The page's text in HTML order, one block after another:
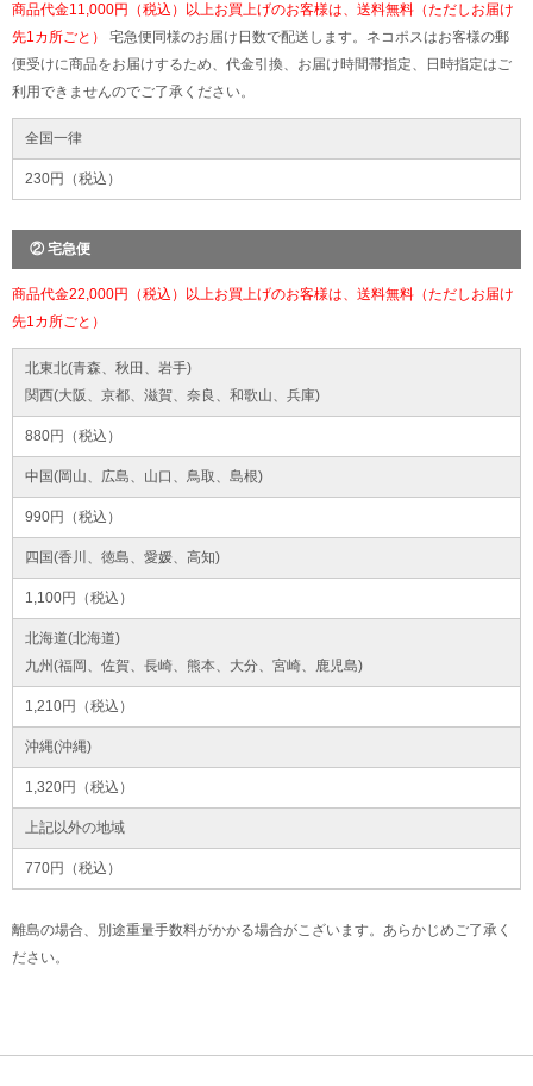
商品代金11,000円（税込）以上お買上げのお客様は、送料無料（ただしお届け
先1カ所ごと） 宅急便同様のお届け日数で配送します。ネコポスはお客様の郵
便受けに商品をお届けするため、代金引換、お届け時間帯指定、日時指定はご
利用できませんのでご了承ください。
全国一律
230円（税込）
② 宅急便
商品代金22,000円（税込）以上お買上げのお客様は、送料無料（ただしお届け
先1カ所ごと）
北東北(青森、秋田、岩手)
関西(大阪、京都、滋賀、奈良、和歌山、兵庫)
880円（税込）
中国(岡山、広島、山口、鳥取、島根)
990円（税込）
四国(香川、徳島、愛媛、高知)
1,100円（税込）
北海道(北海道)
九州(福岡、佐賀、長崎、熊本、大分、宮崎、鹿児島)
1,210円（税込）
沖縄(沖縄)
1,320円（税込）
上記以外の地域
770円（税込）
離島の場合、別途重量手数料がかかる場合がこざいます。あらかじめご了承く
ださい。